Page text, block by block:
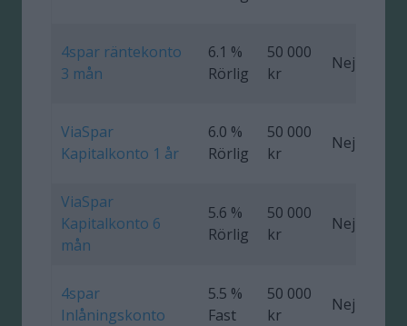
4spar räntekonto
3 mån
6.1 %
Rörlig
50 000
kr
Nej
ViaSpar
Kapitalkonto 1 år
6.0 %
Rörlig
50 000
kr
Nej
ViaSpar
Kapitalkonto 6
mån
5.6 %
Rörlig
50 000
kr
Nej
4spar
Inlåningskonto
5.5 %
Fast
50 000
kr
Nej